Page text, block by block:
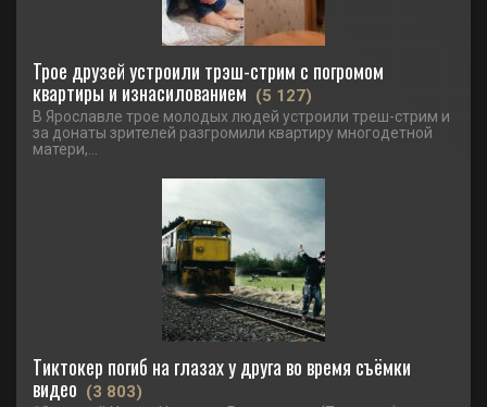
Трое друзей устроили трэш-стрим с погромом
квартиры и изнасилованием (5 127)
В Ярославле трое молодых людей устроили треш-стрим и
за донаты зрителей разгромили квартиру многодетной
матери,...
Тиктокер погиб на глазах у друга во время съёмки
видео (3 803)